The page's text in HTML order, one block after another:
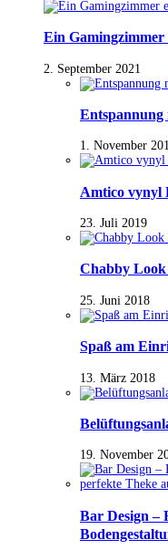
Ein Gamingzimmer
2. September 2021
1. November
Amtico vynyl
23. Juli 2019
Chabby
25. Juni 2018
Spaß am
13. März 2018
19. November
Bar Design –